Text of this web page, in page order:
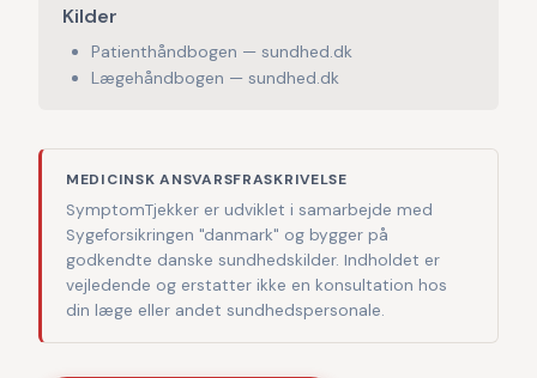
Kilder
Patienthåndbogen — sundhed.dk
Lægehåndbogen — sundhed.dk
MEDICINSK ANSVARSFRASKRIVELSE
SymptomTjekker er udviklet i samarbejde med
Sygeforsikringen "danmark" og bygger på
godkendte danske sundhedskilder. Indholdet er
vejledende og erstatter ikke en konsultation hos
din læge eller andet sundhedspersonale.